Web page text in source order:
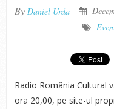
By Daniel Urda
Radio România Cultural
ora 20,00, pe site-ul